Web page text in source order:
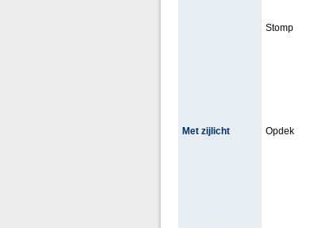
Stomp
Met zijlicht Opdek